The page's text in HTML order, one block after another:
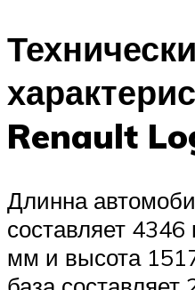
Renault
Длинна
составляет
мм и высота